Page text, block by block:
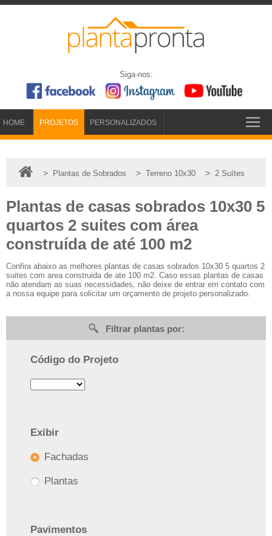
Siga-nos:
HOME PROJETOS PERSONALIZADOS
> Plantas de Sobrados > Terreno 10x30 > 2 Suítes
Plantas de casas sobrados 10x30 5
quartos 2 suites com área
construída de até 100 m2
Confira abaixo as melhores plantas de casas sobrados 10x30 5 quartos 2
suites com area construida de ate 100 m2. Caso essas plantas de casas
não atendam as suas necessidades, não deixe de entrar em contato com
a nossa equipe para solicitar um orçamento de projeto personalizado.
Filtrar plantas por:
Código do Projeto
Exibir
Fachadas
Plantas
Pavimentos